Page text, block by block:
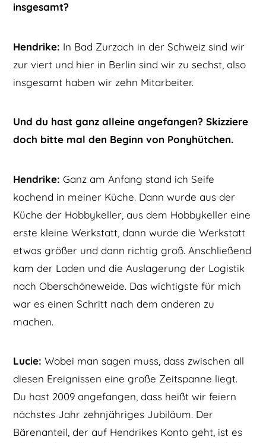
insgesamt?
Hendrike: In Bad Zurzach in der Schweiz sind wir
zur viert und hier in Berlin sind wir zu sechst, also
insgesamt haben wir zehn Mitarbeiter.
Und du hast ganz alleine angefangen? Skizziere
doch bitte mal den Beginn von Ponyhütchen.
Hendrike:Ganz am Anfang stand ich Seife
kochend in meiner Küche. Dann wurde aus der
Küche der Hobbykeller, aus dem Hobbykeller eine
erste kleine Werkstatt, dann wurde die Werkstatt
etwas größer und dann richtig groß. Anschließend
kam der Laden und die Auslagerung der Logistik
nach Oberschöneweide. Das wichtigste für mich
war es einen Schritt nach dem anderen zu
machen.
Lucie: Wobei man sagen muss, dass zwischen all
diesen Ereignissen eine große Zeitspanne liegt.
Du hast 2009 angefangen, dass heißt wir feiern
nächstes Jahr zehnjähriges Jubiläum. Der
Bärenanteil, der auf Hendrikes Konto geht, ist es